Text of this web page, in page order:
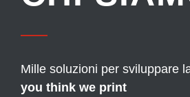
Mille soluzioni per sviluppare
you think we print